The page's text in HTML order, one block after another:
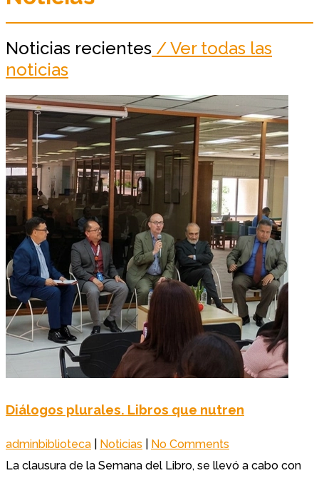
Noticias recientes / Ver todas las
noticias
Diálogos plurales. Libros que nutren
adminbiblioteca Noticias
No Comments
La clausura de la Semana del Libro, se llevó a cabo con